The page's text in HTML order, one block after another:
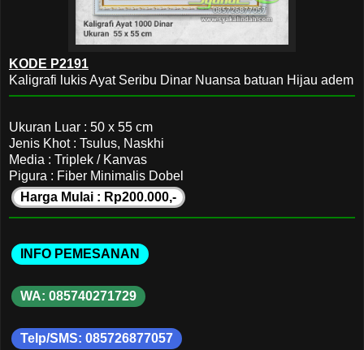
KODE P2191
Kaligrafi lukis Ayat Seribu Dinar Nuansa batuan Hijau adem
Ukuran Luar : 50 x 55 cm
Jenis Khot : Tsulus, Naskhi
Media : Triplek / Kanvas
Pigura : Fiber Minimalis Dobel
Harga Mulai : Rp200.000,-
INFO PEMESANAN
WA: 085740271729
Telp/SMS: 085726877057